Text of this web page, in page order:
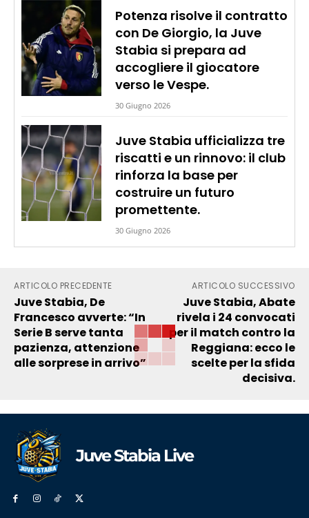
Potenza risolve il contratto
con De Giorgio, la Juve
Stabia si prepara ad
accogliere il giocatore
verso le Vespe.
30 Giugno 2026
Juve Stabia ufficializza tre
riscatti e un rinnovo: il club
rinforza la base per
costruire un futuro
promettente.
30 Giugno 2026
ARTICOLO PRECEDENTE
Juve Stabia, De
Francesco avverte: “In
Serie B serve tanta
pazienza, attenzione
alle sorprese in arrivo”
ARTICOLO SUCCESSIVO
Juve Stabia, Abate
rivela i 24 convocati
per il match contro la
Reggiana: ecco le
scelte per la sfida
decisiva.
Juve Stabia Live